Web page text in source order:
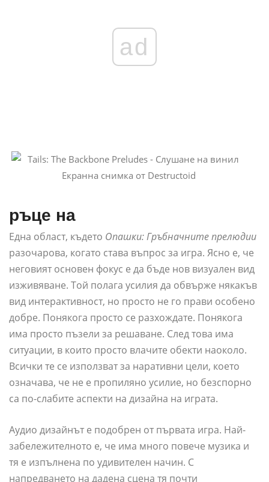
ad
Екранна снимка от Destructoid
ръце на
Една област, където Опашки: Гръбначните прелюдии
разочарова, когато става въпрос за игра. Ясно е, че
неговият основен фокус е да бъде нов визуален вид
изживяване. Той полага усилия да обвърже някакъв
вид интерактивност, но просто не го прави особено
добре. Понякога просто се разхождате. Понякога
има просто пъзели за решаване. След това има
ситуации, в които просто влачите обекти наоколо.
Всички те се използват за наративни цели, което
означава, че не е пропиляно усилие, но безспорно
са по-слабите аспекти на дизайна на играта.
Аудио дизайнът е подобрен от първата игра. Най-
забележителното е, че има много повече музика и
тя е изпълнена по удивителен начин. С
напредването на дадена сцена тя почти